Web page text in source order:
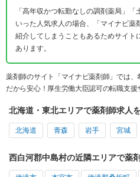
「高年収かつ転勤なしの調剤薬局」
いった人気求人の場合、「マイナビ
紹介してしまうこともあるためサイト
あります。
薬剤師のサイト「マイナビ薬剤師」では
だから安心！厚生労働大臣認可の転職支援
北海道・東北エリアで薬剤師求人
北海道 青森 岩手 宮城
西白河郡中島村の近隣エリアで薬